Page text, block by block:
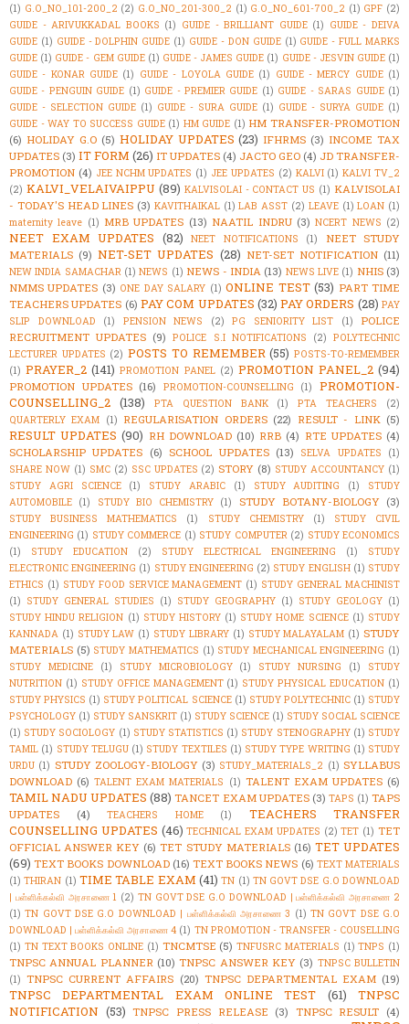
(1) G.O_NO_101-200_2 (2) G.O_NO_201-300_2 (1) G.O_NO_601-700_2 (1) GPF (2)
GUIDE - ARIVUKKADAL BOOKS (1) GUIDE - BRILLIANT GUIDE (1) GUIDE - DEIVA
GUIDE (1) GUIDE - DOLPHIN GUIDE (1) GUIDE - DON GUIDE (1) GUIDE - FULL MARKS
GUIDE (1) GUIDE - GEM GUIDE (1) GUIDE - JAMES GUIDE (1) GUIDE - JESVIN GUIDE (1)
GUIDE - KONAR GUIDE (1) GUIDE - LOYOLA GUIDE (1) GUIDE - MERCY GUIDE (1)
GUIDE - PENGUIN GUIDE (1) GUIDE - PREMIER GUIDE (1) GUIDE - SARAS GUIDE (1)
GUIDE - SELECTION GUIDE (1) GUIDE - SURA GUIDE (1) GUIDE - SURYA GUIDE (1)
GUIDE - WAY TO SUCCESS GUIDE (1) HM GUIDE (1) HM TRANSFER-PROMOTION
(6) HOLIDAY G.O (5) HOLIDAY UPDATES (23) IFHRMS (3) INCOME TAX
UPDATES (3) IT FORM (26) IT UPDATES (4) JACTO GEO (4) JD TRANSFER-
PROMOTION (4) JEE NCHM UPDATES (1) JEE UPDATES (2) KALVI (1) KALVI TV_2
(2) KALVI_VELAIVAIPPU (89) KALVISOLAI - CONTACT US (1) KALVISOLAI
- TODAY'S HEAD LINES (3) KAVITHAIKAL (1) LAB ASST (2) LEAVE (1) LOAN (1)
maternity leave (1) MRB UPDATES (13) NAATIL INDRU (3) NCERT NEWS (2)
NEET EXAM UPDATES (82) NEET NOTIFICATIONS (1)
NEET STUDY
MATERIALS (9) NET-SET UPDATES (28) NET-SET NOTIFICATION (11)
NEW INDIA SAMACHAR (1) NEWS (1) NEWS - INDIA (13) NEWS LIVE (1) NHIS (3)
NMMS UPDATES (3) ONE DAY SALARY (1) ONLINE TEST (53) PART TIME
TEACHERS UPDATES (6) PAY COM UPDATES (32) PAY ORDERS (28) PAY
SLIP DOWNLOAD
(1) PENSION NEWS (2) PG SENIORITY LIST (1)
POLICE
RECRUITMENT UPDATES (9) POLICE S.I NOTIFICATIONS (2) POLYTECHNIC
LECTURER UPDATES (2) POSTS TO REMEMBER (55) POSTS-TO-REMEMBER
(1) PRAYER_2 (141) PROMOTION PANEL (2) PROMOTION PANEL_2 (94)
PROMOTION UPDATES (16) PROMOTION-COUNSELLING (1)
PROMOTION-
COUNSELLING_2 (138) PTA QUESTION BANK (1) PTA TEACHERS
(2)
QUARTERLY EXAM (1) REGULARISATION ORDERS (22) RESULT - LINK (5)
RESULT UPDATES (90) RH DOWNLOAD (10) RRB (4) RTE UPDATES (4)
SCHOLARSHIP UPDATES (6) SCHOOL UPDATES (13) SELVA UPDATES
(1)
SHARE NOW (1) SMC (2) SSC UPDATES (2) STORY (8) STUDY ACCOUNTANCY (1)
STUDY AGRI SCIENCE
(1) STUDY ARABIC (1) STUDY AUDITING (1)
STUDY
AUTOMOBILE (1) STUDY BIO CHEMISTRY (1) STUDY BOTANY-BIOLOGY (3)
STUDY BUSINESS MATHEMATICS (1) STUDY CHEMISTRY (1)
STUDY CIVIL
ENGINEERING (1) STUDY COMMERCE (1) STUDY COMPUTER (2) STUDY ECONOMICS
(1)
STUDY EDUCATION (2) STUDY ELECTRICAL ENGINEERING (1)
STUDY
ELECTRONIC ENGINEERING (1) STUDY ENGINEERING (2) STUDY ENGLISH (1) STUDY
ETHICS (1) STUDY FOOD SERVICE MANAGEMENT (1) STUDY GENERAL MACHINIST
(1) STUDY GENERAL STUDIES (1) STUDY GEOGRAPHY (1) STUDY GEOLOGY (1)
STUDY HINDU RELIGION (1) STUDY HISTORY (1) STUDY HOME SCIENCE (1) STUDY
KANNADA (1) STUDY LAW (1) STUDY LIBRARY (1) STUDY MALAYALAM (1) STUDY
MATERIALS (5) STUDY MATHEMATICS (1) STUDY MECHANICAL ENGINEERING (1)
STUDY MEDICINE
(1) STUDY MICROBIOLOGY (1) STUDY NURSING (1)
STUDY
NUTRITION (1) STUDY OFFICE MANAGEMENT (1) STUDY PHYSICAL EDUCATION (1)
STUDY PHYSICS (1) STUDY POLITICAL SCIENCE (1) STUDY POLYTECHNIC (1) STUDY
PSYCHOLOGY (1) STUDY SANSKRIT (1) STUDY SCIENCE (1) STUDY SOCIAL SCIENCE
(1) STUDY SOCIOLOGY (1) STUDY STATISTICS (1) STUDY STENOGRAPHY (1) STUDY
TAMIL (1) STUDY TELUGU (1) STUDY TEXTILES (1) STUDY TYPE WRITING (1) STUDY
URDU (1) STUDY ZOOLOGY-BIOLOGY (3) STUDY_MATERIALS_2 (1) SYLLABUS
DOWNLOAD (6) TALENT EXAM MATERIALS (1) TALENT EXAM UPDATES (6)
TAMIL NADU UPDATES (88) TANCET EXAM UPDATES (3) TAPS (1) TAPS
UPDATES
(4) TEACHERS HOME (1)
TEACHERS TRANSFER
COUNSELLING UPDATES (46) TECHNICAL EXAM UPDATES (2) TET (1) TET
OFFICIAL ANSWER KEY (6) TET STUDY MATERIALS (16) TET UPDATES
(69) TEXT BOOKS DOWNLOAD (16) TEXT BOOKS NEWS (6) TEXT MATERIALS
(1) THIRAN (1) TIME TABLE EXAM (41) TN (1) TN GOVT DSE G.O DOWNLOAD
| பள்ளிக்கல்வி அரசாணை 1 (2) TN GOVT DSE G.O DOWNLOAD | பள்ளிக்கல்வி அரசாணை 2
(1) TN GOVT DSE G.O DOWNLOAD | பள்ளிக்கல்வி அரசாணை 3 (1) TN GOVT DSE G.O
DOWNLOAD | பள்ளிக்கல்வி அரசாணை 4 (1) TN PROMOTION - TRANSFER - COUSELLING
(1) TN TEXT BOOKS ONLINE (1) TNCMTSE (5) TNFUSRC MATERIALS (1) TNPS (1)
TNPSC ANNUAL PLANNER (10) TNPSC ANSWER KEY (3) TNPSC BULLETIN
(1) TNPSC CURRENT AFFAIRS (20) TNPSC DEPARTMENTAL EXAM (19)
TNPSC DEPARTMENTAL EXAM ONLINE TEST (61)
TNPSC
NOTIFICATION (53) TNPSC PRESS RELEASE (3) TNPSC RESULT (4)